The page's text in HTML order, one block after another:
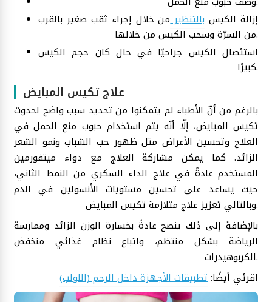
إزالة الكيس بالتنظيرمن خلال إجراء ثقب صغير بالقرب
من السرّة وسحب الكيس من خلالها.
استئصال الكيس جراحيًا في حال كان حجم الكيس
كبيرًا.
علاج تكيس المبايض
بالرغم من أنّ الأطباء لم يتمكنوا من تحديد سبب واضح لحدوث
تكيس المبايض، إلّا أنّه يتم استخدام حبوب منع الحمل في
العلاج وتحسين الأعراض مثل ظهور حب الشباب ونمو الشعر
الزائد. كما يمكن مشاركة العلاج مع دواء ميتفورمين
المستخدم عادةً في علاج الداء السكري من النمط الثاني،
حيث يساعد على تحسين مستويات الأنسولين في الدم
وبالتالي تعزيز علاج متلازمة تكيس المبايض.
بالإضافة إلى ذلك ينصح عادةً بخسارة الوزن الزائد وممارسة
الرياضة بشكل منتظم، واتباع نظام غذائي منخفض
الكربوهيدرات.
اقرئي أيضًا:تطبيقات الأجهزة داخل الرحم (اللولب)